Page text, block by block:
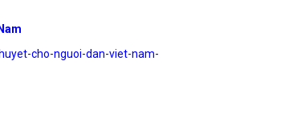
cho-nguoi-dan-viet-nam-